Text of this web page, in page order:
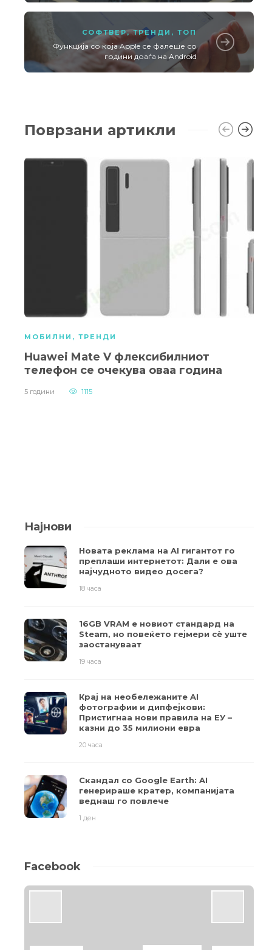
СОФТВЕР,ТРЕНДИ , ТОП
Функција со која Apple се фалеше со
години доаѓа на Android
Поврзани артикли
МОБИЛНИ , ТРЕНДИ
Huawei Mate V флексибилниот
телефон се очекува оваа година
5 години 1115
Најнови
Новата реклама на AI гигантот го
преплаши интернетот: Дали е ова
најчудното видео досега?
18 часа
16GB VRAM е новиот стандард на
Steam, но повеќето гејмери ​​сè уште
заостануваат
19 часа
Крај на необележаните AI
фотографии и дипфејкови:
Пристигнаа нови правила на ЕУ –
казни до 35 милиони евра
20 часа
Скандал со Google Earth: AI
генерираше кратер, компанијата
веднаш го повлече
1 ден
Facebook